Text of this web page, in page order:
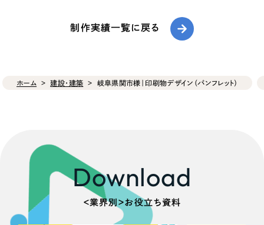
制作実績一覧に戻る
ホーム 建設・建築 岐阜県関市様｜印刷物デザイン（パンフレット）
Download
＜業界別＞お役立ち資料